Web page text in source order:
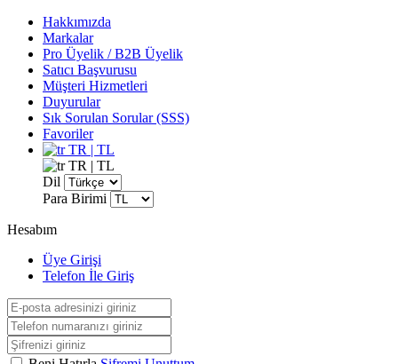
Hakkımızda
Markalar
Pro Üyelik / B2B Üyelik
Satıcı Başvurusu
Müşteri Hizmetleri
Duyurular
Sık Sorulan Sorular (SSS)
Favoriler
TR | TL
TR | TL
Dil
Para Birimi
Hesabım
Üye Girişi
Telefon İle Giriş